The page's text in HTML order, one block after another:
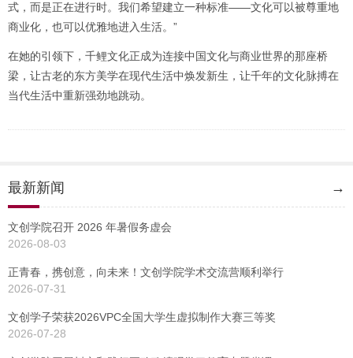
式，而是正在进行时。我们希望建立一种标准——文化可以被尊重地
商业化，也可以优雅地进入生活。”
在她的引领下，千鲤文化正成为连接中国文化与商业世界的那座桥
梁，让古老的东方美学在现代生活中焕发新生，让千年的文化脉搏在
当代生活中重新强劲地跳动。
最新新闻 →
文创学院召开 2026 年暑假务虚会
2026-08-03
正青春，携创意，向未来！文创学院学术交流营顺利举行
2026-07-31
文创学子荣获2026VPC全国大学生虚拟制作大赛三等奖
2026-07-28